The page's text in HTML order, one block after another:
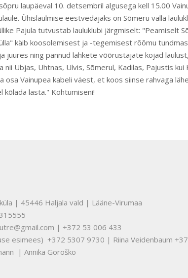
laupäeval 10. detsembril algusega kell 15.00
Ühislaulmise eestvedajaks on Sõmeru valla
Pajula tutvustab lauluklubi järgmiselt: "Peamiselt
käib koosolemisest ja -tegemisest rõõmu
juures ning pannud lahkete võõrustajate kojad
nii Ubjas, Uhtnas, Ulvis, Sõmerul, Kadilas, Pajustis kui
osa Vainupea kabeli väest, et koos siinse rahvaga
kõlada lasta." Kohtumiseni!
| 45446 Haljala vald | Lääne-Virumaa
| +372 53 006 433
esimees) +372 5307 9730 | Riina Veidenbaum
| Annika Goroško